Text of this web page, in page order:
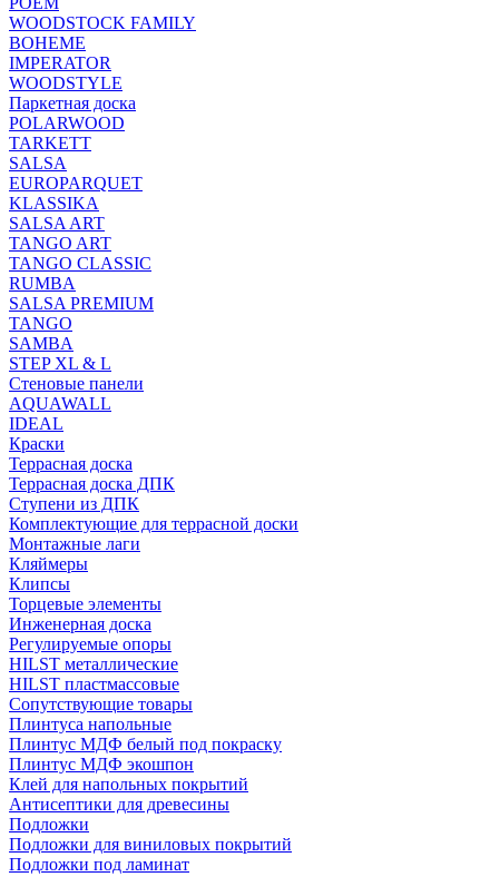
WOODSTOCK FAMILY
BOHEME
IMPERATOR
WOODSTYLE
Паркетная доска
POLARWOOD
TARKETT
SALSA
EUROPARQUET
KLASSIKA
SALSA ART
TANGO ART
TANGO CLASSIC
RUMBA
SALSA PREMIUM
TANGO
SAMBA
STEP XL & L
Стеновые панели
AQUAWALL
IDEAL
Краски
Террасная доска
Террасная доска ДПК
Ступени из ДПК
Комплектующие для террасной доски
Монтажные лаги
Кляймеры
Клипсы
Торцевые элементы
Инженерная доска
Регулируемые опоры
HILST металлические
HILST пластмассовые
Сопутствующие товары
Плинтуса напольные
Плинтус МДФ белый под покраску
Плинтус МДФ экошпон
Клей для напольных покрытий
Антисептики для древесины
Подложки
Подложки для виниловых покрытий
Подложки под ламинат